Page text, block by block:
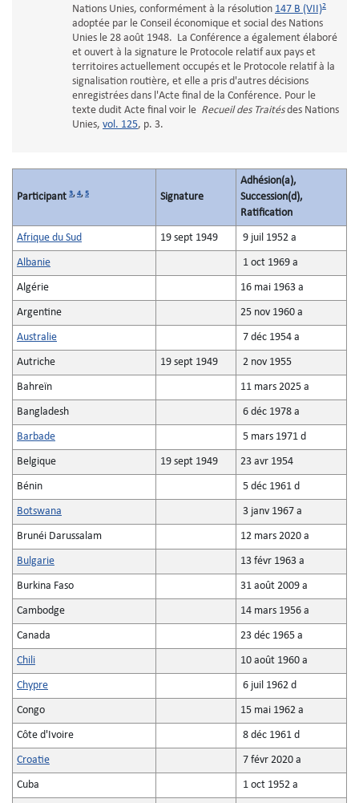
Nations Unies, conformément à la résolution 147 B (VII)2
adoptée par le Conseil économique et social des Nations
Unies le 28 août 1948. La Conférence a également élaboré
et ouvert à la signature le Protocole relatif aux pays et
territoires actuellement occupés et le Protocole relatif à la
signalisation routière, et elle a pris d'autres décisions
enregistrées dans l'Acte final de la Conférence. Pour le
texte dudit Acte final voir le Recueil des Traitésdes Nations
Unies, vol. 125, p. 3.
Participant 3,4,5 Signature
Adhésion(a),
Succession(d),
Ratification
Afrique du Sud 19 sept 1949 9 juil 1952 a
Albanie 1 oct 1969 a
Algérie 16 mai 1963 a
Argentine 25 nov 1960 a
Australie 7 déc 1954 a
Autriche 19 sept 1949 2 nov 1955
Bahreïn 11 mars 2025 a
Bangladesh 6 déc 1978 a
Barbade 5 mars 1971 d
Belgique 19 sept 1949 23 avr 1954
Bénin 5 déc 1961 d
Botswana 3 janv 1967 a
Brunéi Darussalam 12 mars 2020 a
Bulgarie 13 févr 1963 a
Burkina Faso 31 août 2009 a
Cambodge 14 mars 1956 a
Canada 23 déc 1965 a
Chili 10 août 1960 a
Chypre 6 juil 1962 d
Congo 15 mai 1962 a
Côte d'Ivoire 8 déc 1961 d
Croatie 7 févr 2020 a
Cuba 1 oct 1952 a